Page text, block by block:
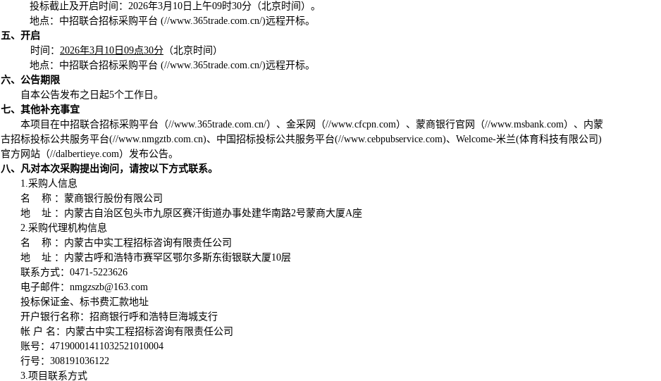
投标截止及开启时间：2026年3月10日上午09时30分（北京时间）。
地点：中招联合招标采购平台 (//www.365trade.com.cn/)远程开标。
五、开启
时间： 2026年3月10日09点30分 （北京时间）
地点：中招联合招标采购平台 (//www.365trade.com.cn/)远程开标。
六、公告期限
自本公告发布之日起5个工作日。
七、其他补充事宜
本项目在中招联合招标采购平台（//www.365trade.com.cn/）、金采网（//www.cfcpn.com）、蒙商银行官网（//www.msbank.com）、内蒙
古招标投标公共服务平台(//www.nmgztb.com.cn)、中国招标投标公共服务平台(//www.cebpubservice.com)、Welcome-米兰(体育科技有限公司)
官方网站（//dalbertieye.com）发布公告。
八、凡对本次采购提出询问，请按以下方式联系。
1.采购人信息
名 称 ：蒙商银行股份有限公司
地 址 ：内蒙古自治区包头市九原区赛汗街道办事处建华南路2号蒙商大厦A座
2.采购代理机构信息
名 称 ：内蒙古中实工程招标咨询有限责任公司
地 址 ：内蒙古呼和浩特市赛罕区鄂尔多斯东街银联大厦10层
联系方式：0471-5223626
电子邮件：nmgzszb@163.com
投标保证金、标书费汇款地址
开户银行名称：招商银行呼和浩特巨海城支行
帐 户 名：内蒙古中实工程招标咨询有限责任公司
账号：47190001411032521010004
行号：308191036122
3.项目联系方式